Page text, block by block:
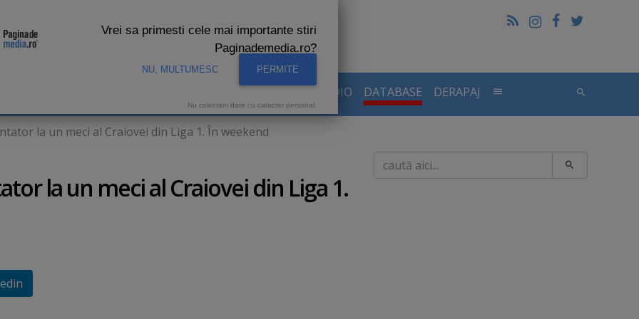
AUDIENTE RADIO DATABASE DERAPAJ
la un meci al Craiovei din Liga 1. În weekend
la un meci al Craiovei din Liga 1.
Caută
Vrei sa primesti cele mai importante stiri
Paginademedia.ro?
NU, MULTUMESC PERMITE
Nu colectam date cu caracter personal.